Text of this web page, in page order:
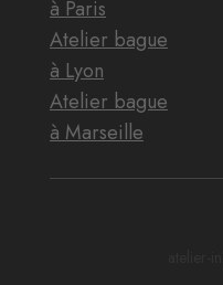
à Paris
Atelier bague
à Lyon
Atelier bague
à Marseille